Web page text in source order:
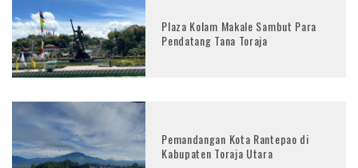
Plaza Kolam Makale Sambut Para
Pendatang Tana Toraja
Pemandangan Kota Rantepao di
Kabupaten Toraja Utara